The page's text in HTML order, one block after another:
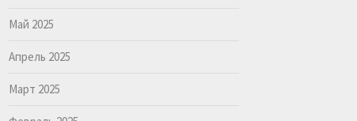
Май 2025
Апрель 2025
Март 2025